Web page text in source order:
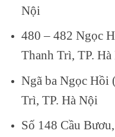
Nội
480 – 482 Ngọc
Thanh Trì, TP. Hà
Ngã ba Ngọc Hồi
Trì, TP. Hà Nội
Số 148 Cầu